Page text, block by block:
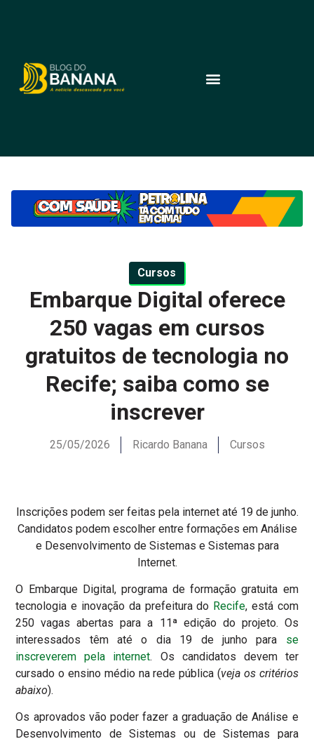
Cursos
Embarque Digital oferece
250 vagas em cursos
gratuitos de tecnologia no
Recife; saiba como se
inscrever
25/05/2026 Ricardo Banana Cursos
Inscrições podem ser feitas pela internet até 19 de junho.
Candidatos podem escolher entre formações em Análise
e Desenvolvimento de Sistemas e Sistemas para
Internet.
O Embarque Digital, programa de formação gratuita em
tecnologia e inovação da prefeitura do Recife, está com
250 vagas abertas para a 11ª edição do projeto. Os
interessados têm até o dia 19 de junho para se
inscreverem pela internet. Os candidatos devem ter
cursado o ensino médio na rede pública (veja os critérios
abaixo).
Os aprovados vão poder fazer a graduação de Análise e
Desenvolvimento de Sistemas ou de Sistemas para